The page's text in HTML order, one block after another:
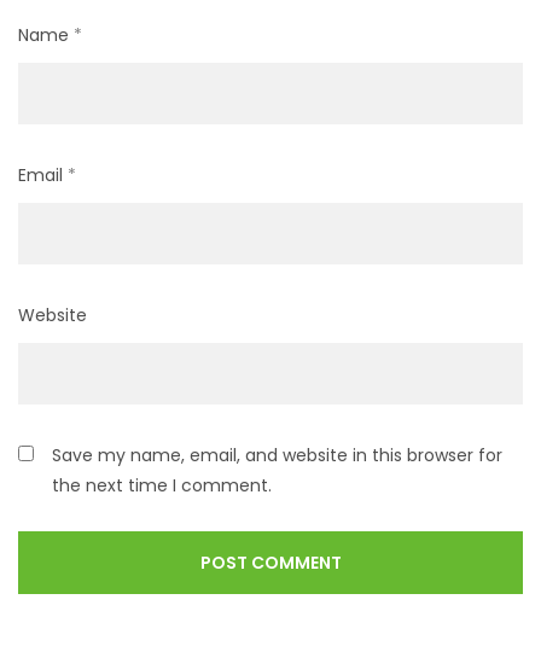
Name *
Email *
Website
Save my name, email, and website in this browser for
the next time I comment.